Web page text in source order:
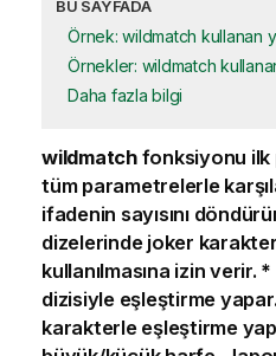
BU SAYFADA
Örnek: wildmatch kullanan
Örnekler: wildmatch
Daha fazla bilgi
wildmatchfonksiyonu ilk
tüm parametrelerle
ifadenin sayısını
dizelerinde joker
kullanılmasına izin verir. *
dizisiyle eşleştirme yapar.
karakterle eşleştirme